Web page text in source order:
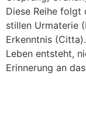
Diese Reihe folgt
stillen Urmaterie
Erkenntnis
Leben entsteht,
Erinnerung an